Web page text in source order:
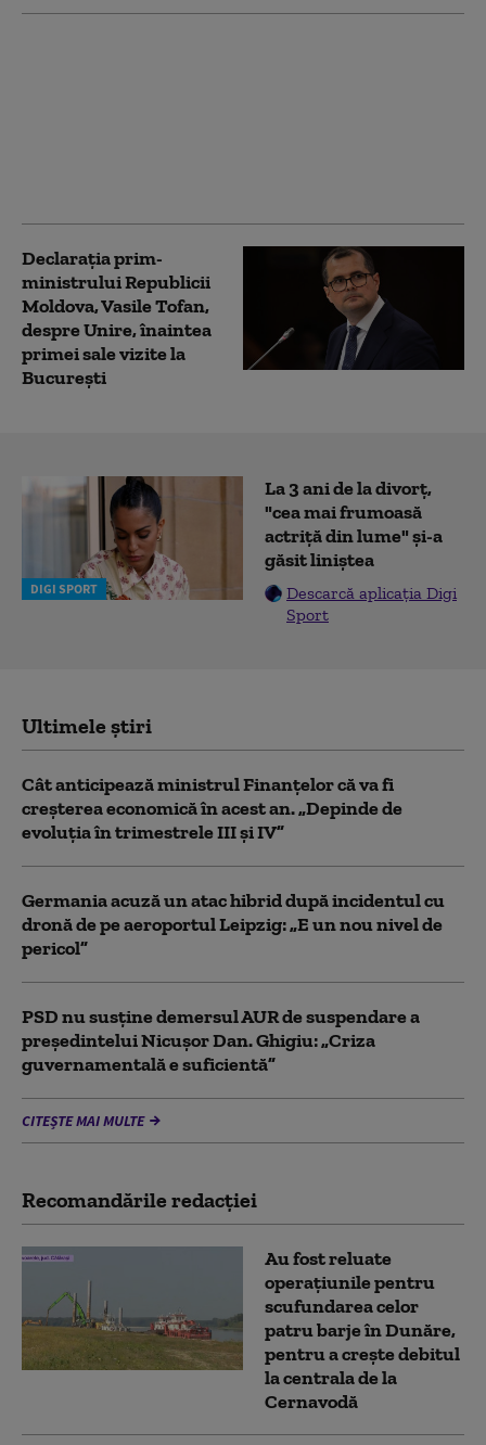
Declarația prim-
ministrului Republicii
Moldova, Vasile Tofan,
despre Unire, înaintea
primei sale vizite la
București
DIGI SPORT
La 3 ani de la divorț,
"cea mai frumoasă
actriță din lume" și-a
găsit liniștea
Descarcă aplicația Digi
Sport
Ultimele știri
Cât anticipează ministrul Finanțelor că va fi
creşterea economică în acest an. „Depinde de
evoluţia în trimestrele III şi IV”
Germania acuză un atac hibrid după incidentul cu
dronă de pe aeroportul Leipzig: „E un nou nivel de
pericol”
PSD nu susține demersul AUR de suspendare a
președintelui Nicușor Dan. Ghigiu: „Criza
guvernamentală e suficientă”
CITEȘTE MAI MULTE
Recomandările redacţiei
Au fost reluate
operațiunile pentru
scufundarea celor
patru barje în Dunăre,
pentru a crește debitul
la centrala de la
Cernavodă